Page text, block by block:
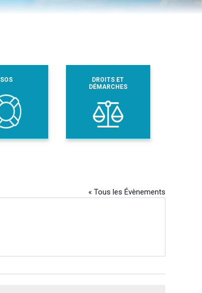
SOS
DROITS ET
DÉMARCHES
« Tous les Évènements